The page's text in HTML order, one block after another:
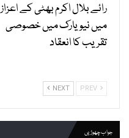
رائے بلال اکرم بھٹی کے اعزاز
میں نیویارک میں خصوصی
تقریب کا انعقاد
NEXT
جواب چھوڑیں